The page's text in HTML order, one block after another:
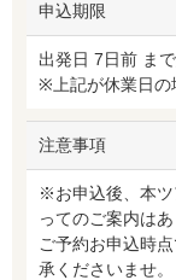
申込期限
出発日 7日前 ま
※上記が休業日の
注意事項
※お申込後、本ツ
ってのご案内はあ
ご予約お申込時
承くださいませ。